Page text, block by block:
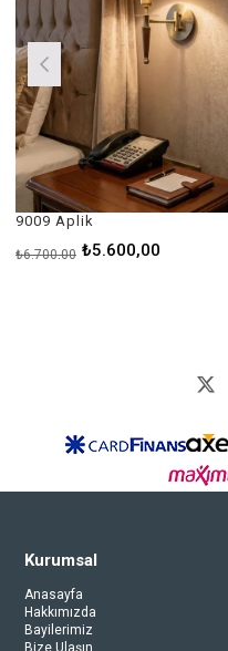
9009 Aplik
₺5.600,00
₺6.700,00
Kurumsal
Anasayfa
Hakkımızda
Bayilerimiz
Bize Ulaşın